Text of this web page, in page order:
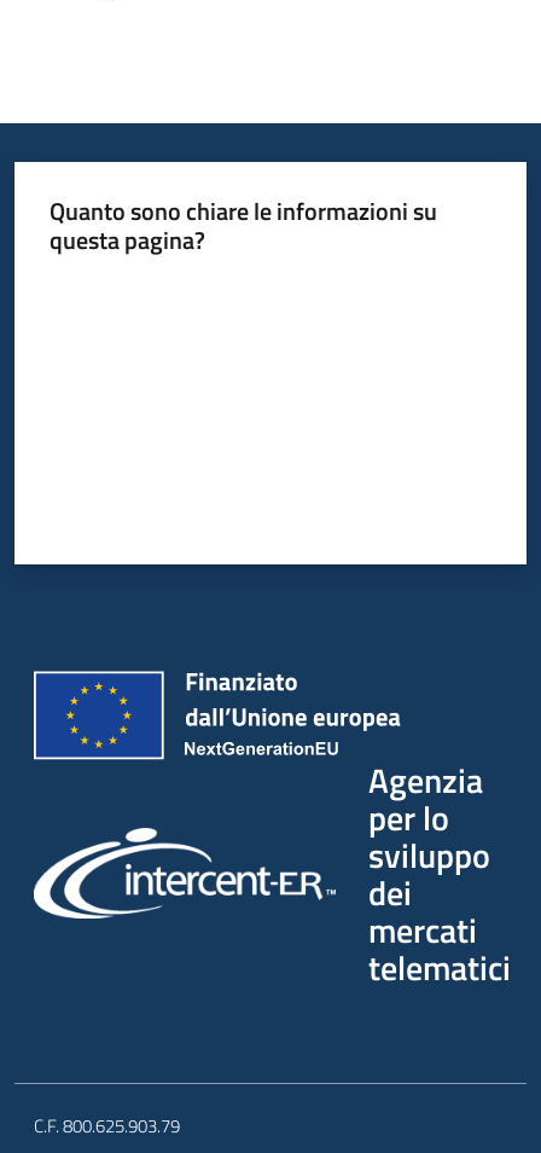
Quanto sono chiare le informazioni su
questa pagina?
Agenzia
per lo
sviluppo
dei
mercati
telematici
C.F. 800.625.903.79